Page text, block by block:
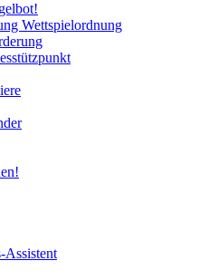
Wettspielordnung
Assistent